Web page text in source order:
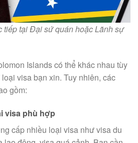
tiếp tại Đại sứ quán hoặc Lãnh sự
Islands có thể khác nhau tùy
visa bạn xin. Tuy nhiên, các
gồm:
visa phù hợp
cấp nhiều loại visa như visa du